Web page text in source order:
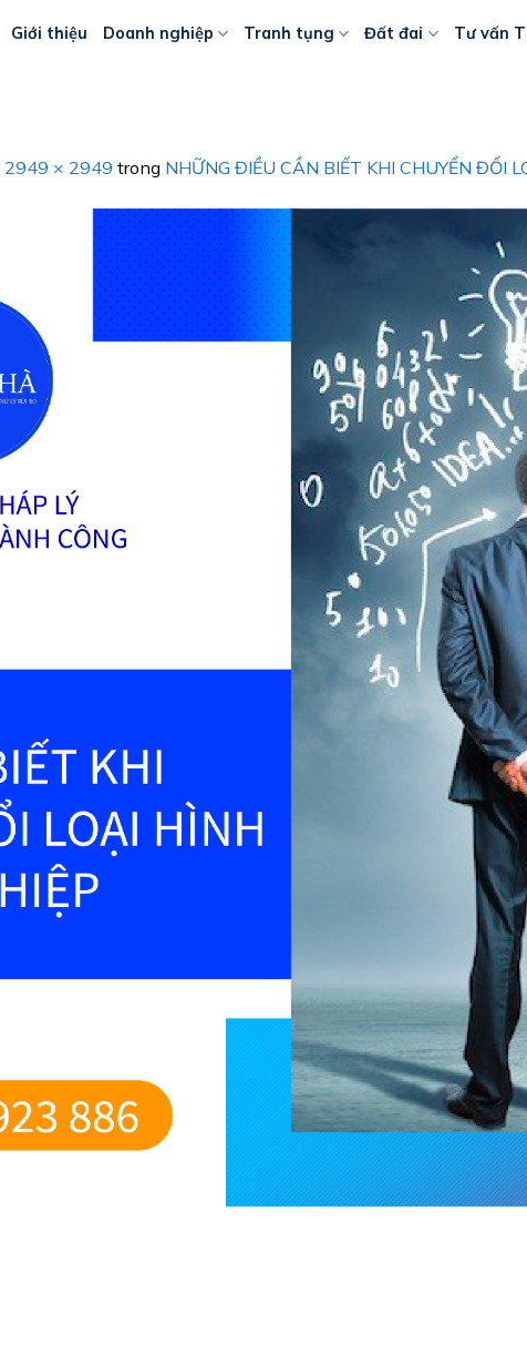
Giới thiệu Doanh nghiệp Tranh tụng Đất đai Tư vấn
2949 × 2949 trong NHỮNG ĐIỀU CẦN BIẾT KHI CHUYỂN ĐỔI